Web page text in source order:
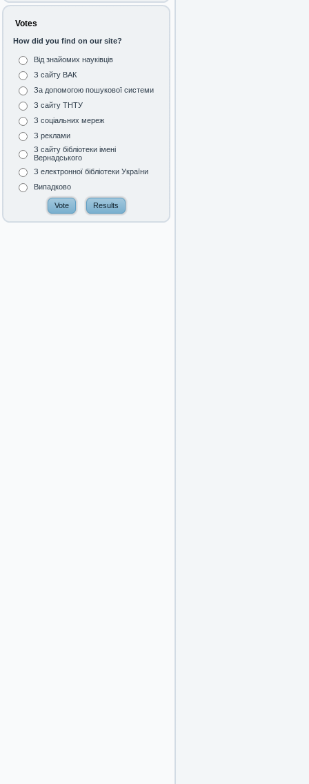
Votes
How did you find on our site?
Від знайомих науківців
З сайту ВАК
За допомогою пошукової системи
З сайту ТНТУ
З соціальних мереж
З реклами
З сайту бібліотеки імені
Вернадського
З електронної бібліотеки України
Випадково